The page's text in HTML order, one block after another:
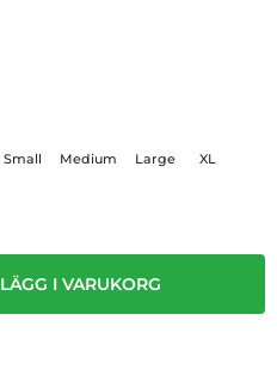
Small Medium Large XL
LÄGG I VARUKORG